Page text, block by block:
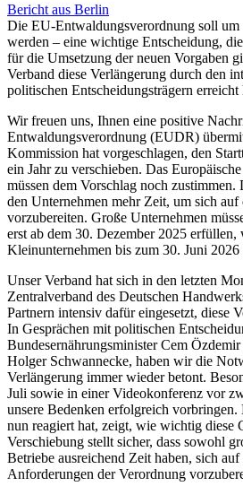
Bericht aus Berlin
Die EU-Entwaldungsverordnung soll um
werden – eine wichtige Entscheidung,
für die Umsetzung der neuen Vorgaben
Verband diese Verlängerung durch den
politischen Entscheidungsträgern erreicht
Wir freuen uns, Ihnen eine positive
Entwaldungsverordnung (EUDR)
Kommission hat vorgeschlagen, den
ein Jahr zu verschieben. Das
müssen dem Vorschlag noch
den Unternehmen mehr Zeit, um sich auf
vorzubereiten. Große Unternehmen
erst ab dem 30. Dezember 2025
Kleinunternehmen bis zum 30. Juni 2026
Unser Verband hat sich in den letzten
Zentralverband des Deutschen
Partnern intensiv dafür eingesetzt, diese
In Gesprächen mit politischen
Bundesernährungsminister Cem
Holger Schwannecke, haben wir die
Verlängerung immer wieder betont.
Juli sowie in einer Videokonferenz vor
unsere Bedenken erfolgreich
nun reagiert hat, zeigt, wie wichtig diese
Verschiebung stellt sicher, dass sowohl
Betriebe ausreichend Zeit haben, sich
Anforderungen der Verordnung